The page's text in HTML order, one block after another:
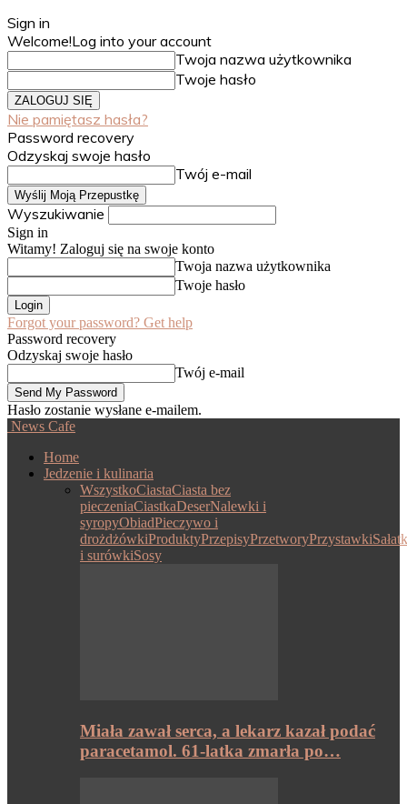
Sign in
Welcome!Log into your account
Twoja nazwa użytkownika
Twoje hasło
Nie pamiętasz hasła?
Password recovery
Odzyskaj swoje hasło
Twój e-mail
Wyszukiwanie
Sign in
Witamy! Zaloguj się na swoje konto
Twoja nazwa użytkownika
Twoje hasło
Forgot your password? Get help
Password recovery
Odzyskaj swoje hasło
Twój e-mail
Hasło zostanie wysłane e-mailem.
News Cafe
Home
Jedzenie i kulinaria
WszystkoCiastaCiasta bez
pieczeniaCiastkaDeserNalewki i
syropyObiadPieczywo i
drożdżówkiProduktyPrzepisyPrzetworyPrzystawki
i surówkiSosy
Miała zawał serca, a lekarz kazał podać
paracetamol. 61-latka zmarła po…